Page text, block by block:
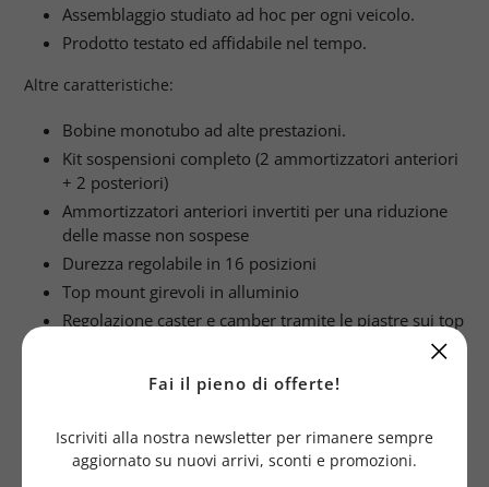
Assemblaggio studiato ad hoc per ogni veicolo.
Prodotto testato ed affidabile nel tempo.
Altre caratteristiche:
Bobine monotubo ad alte prestazioni.
Kit sospensioni completo (2 ammortizzatori anteriori
+ 2 posteriori)
Ammortizzatori anteriori invertiti per una riduzione
delle masse non sospese
Durezza regolabile in 16 posizioni
Top mount girevoli in alluminio
Regolazione caster e camber tramite le piastre sui top
Regolazione dell'altezza molto ampia
L'altezza ed il precarico della molla sono regolabili
viene sacrificata, anche per abbassamenti estremi)
Fissaggi tubi freno identici all'originale
Fai il pieno di offerte!
Iscriviti alla nostra newsletter per rimanere sempre
aggiornato su nuovi arrivi, sconti e promozioni.